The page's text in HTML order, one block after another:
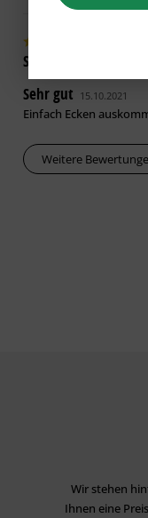
Shopkunde
Sehr gut 15.10.2021
Einfach Ecken
Weitere
Wir stehen
Ihnen eine